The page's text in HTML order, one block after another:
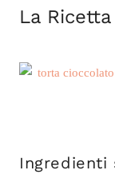
La Ricetta
Ingredienti